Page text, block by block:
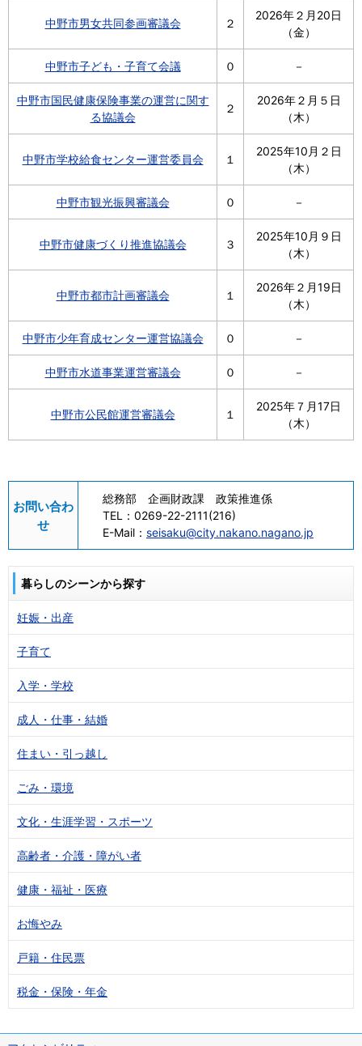
中野市男女共同参画審議会 ２
2026年２月20日
（金）
中野市子ども・子育て会議 ０ －
中野市国民健康保険事業の運営に関す
る協議会
２
2026年２月５日
（木）
中野市学校給食センター運営委員会 １
2025年10月２日
（木）
中野市観光振興審議会 ０ －
中野市健康づくり推進協議会 ３
2025年10月９日
（木）
中野市都市計画審議会 １
2026年２月19日
（木）
中野市少年育成センター運営協議会 ０ －
中野市水道事業運営審議会 ０ －
中野市公民館運営審議会 １
2025年７月17日
（木）
お問い合わ
せ
総務部 企画財政課 政策推進係
TEL： 0269-22-2111(216)
E-Mail： seisaku@city.nakano.nagano.jp
暮らしのシーンから探す
妊娠・出産
子育て
入学・学校
成人・仕事・結婚
住まい・引っ越し
ごみ・環境
文化・生涯学習・スポーツ
高齢者・介護・障がい者
健康・福祉・医療
お悔やみ
戸籍・住民票
税金・保険・年金